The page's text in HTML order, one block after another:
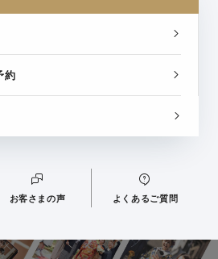
約
お客さまの声 よくあるご質問